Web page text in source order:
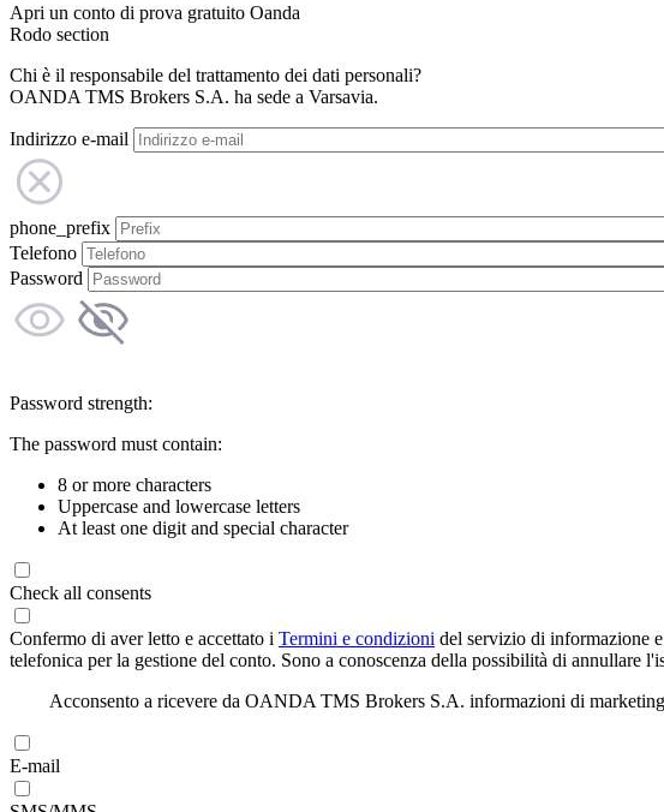
Apri un conto di prova gratuito Oanda
Rodo section
Chi è il responsabile del trattamento dei dati personali?
OANDA TMS Brokers S.A. ha sede a Varsavia.
Indirizzo e-mail
phone_prefix
Telefono
Password
Password strength:
The password must contain:
8 or more characters
Uppercase and lowercase letters
At least one digit and special character
Check all consents
Confermo di aver letto e accettato i Termini e condizioni del servizio di informazione
telefonica per la gestione del conto. Sono a conoscenza della possibilità di annullare
Acconsento a ricevere da OANDA TMS Brokers S.A. informazioni di
E-mail